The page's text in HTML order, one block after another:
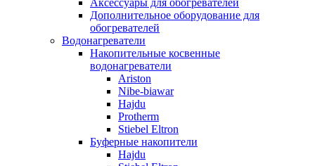
Аксессуары для обогревателей
Дополнительное оборудование для
обогревателей
Водонагреватели
Накопительные косвенные
водонагреватели
Ariston
Nibe-biawar
Hajdu
Protherm
Stiebel Eltron
Буферные накопители
Hajdu